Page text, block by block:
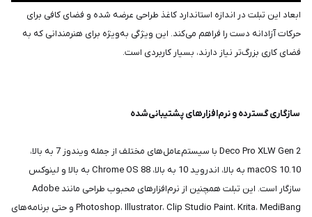
ابعاد این تبلت در اندازه استاندارد کاغذ طراحی عرضه شده و فضای کافی برای
حرکات آزادانه دست را فراهم می‌کند. این ویژگی به‌ویژه برای هنرمندانی که به
فضای کاری بزرگ‌تر نیاز دارند، بسیار کاربردی است.
سازگاری گسترده و نرم‌افزارهای پشتیبانی‌شده
Deco Pro XLW Gen 2 با سیستم‌عامل‌های مختلف از جمله ویندوز 7 به بالا،
macOS 10.10 به بالا، اندروید 10 به بالا، Chrome OS 88 به بالا و لینوکس
سازگار است. این تبلت همچنین از نرم‌افزارهای محبوب طراحی مانند Adobe
Photoshop، Illustrator، Clip Studio Paint، Krita، MediBang و حتی برنامه‌های